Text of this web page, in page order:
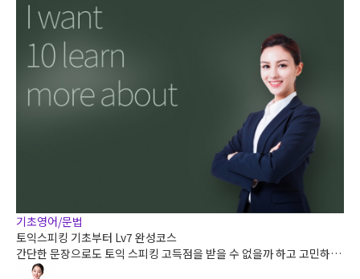
기초영어/문법
토익스피킹 기초부터 Lv7 완성코스
간단한 문장으로도 토익 스피킹 고득점을 받을 수 없을까 하고 고민하고
계셨던 모든 분들에게 추천해드리는 스피킹 기초 완성코스입니다.